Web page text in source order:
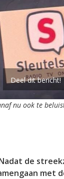
Deel dit
nu ook te
de
met